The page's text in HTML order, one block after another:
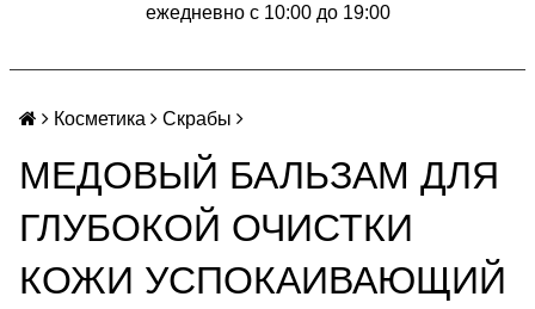
ежедневно с 10:00 до 19:00
Косметика Скрабы
МЕДОВЫЙ БАЛЬЗАМ ДЛЯ
ГЛУБОКОЙ ОЧИСТКИ
КОЖИ УСПОКАИВАЮЩИЙ